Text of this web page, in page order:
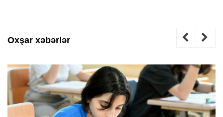
Oxşar xəbərlər